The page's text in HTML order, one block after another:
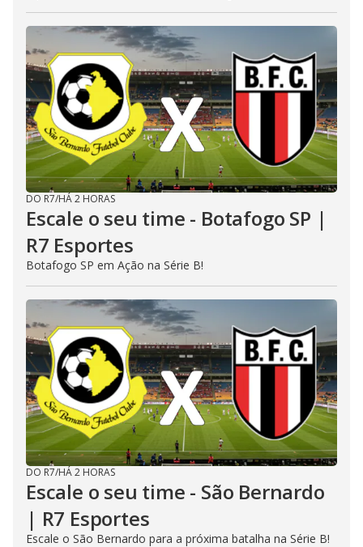
DO R7/HÁ 2 HORAS
Escale o seu time - Botafogo SP |
R7 Esportes
Botafogo SP em Ação na Série B!
DO R7/HÁ 2 HORAS
Escale o seu time - São Bernardo
| R7 Esportes
Escale o São Bernardo para a próxima batalha na Série B!